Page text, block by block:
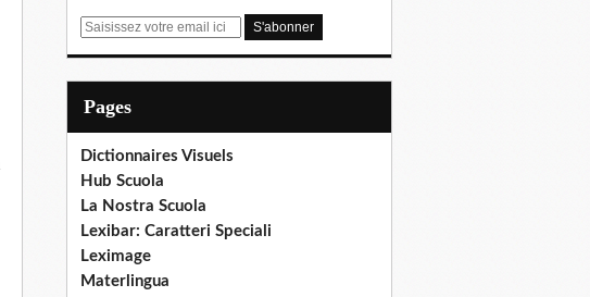
E
Pages
Dictionnaires Visuels
Hub Scuola
La Nostra Scuola
Lexibar: Caratteri Speciali
Leximage
Materlingua